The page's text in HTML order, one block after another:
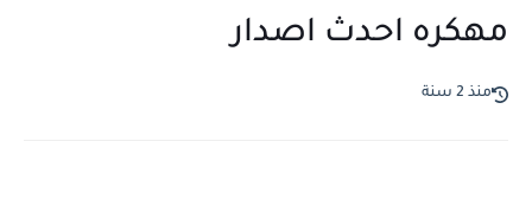
مهكره احدث اصدار
منذ 2 سنة